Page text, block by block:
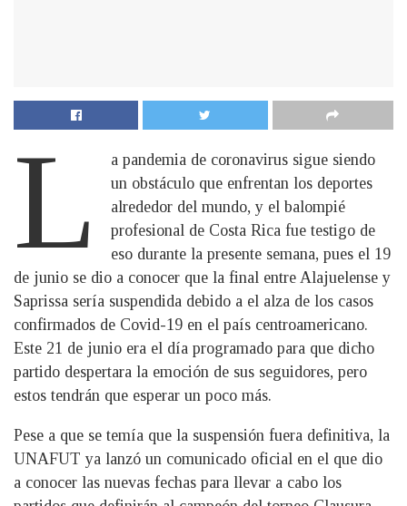
L
a pandemia de coronavirus sigue siendo
un obstáculo que enfrentan los deportes
alrededor del mundo, y el balompié
profesional de Costa Rica fue testigo de
eso durante la presente semana, pues el 19
de junio se dio a conocer que la final entre Alajuelense y
Saprissa sería suspendida debido a el alza de los casos
confirmados de Covid-19 en el país centroamericano.
Este 21 de junio era el día programado para que dicho
partido despertara la emoción de sus seguidores, pero
estos tendrán que esperar un poco más.
Pese a que se temía que la suspensión fuera definitiva, la
UNAFUT ya lanzó un comunicado oficial en el que dio
a conocer las nuevas fechas para llevar a cabo los